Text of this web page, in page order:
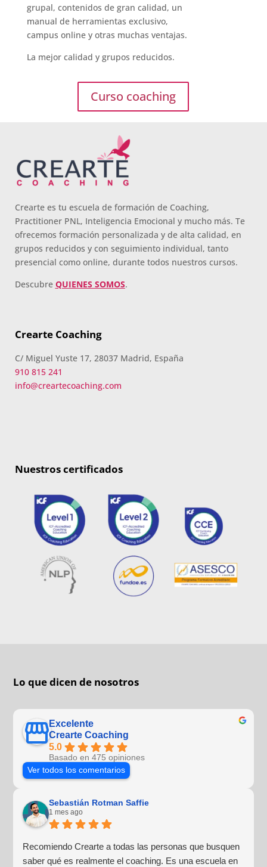
grupal, contenidos de gran calidad, un
manual de herramientas exclusivo,
campus online y otras muchas ventajas.
La mejor calidad y grupos reducidos.
Curso coaching
Crearte es tu escuela de formación de Coaching,
Practitioner PNL, Inteligencia Emocional y mucho más. Te
ofrecemos formación personalizada y de alta calidad, en
grupos reducidos y con seguimiento individual, tanto
presencial como online, durante todos nuestros cursos.
Descubre QUIENES SOMOS.
Crearte Coaching
C/ Miguel Yuste 17, 28037 Madrid, España
910 815 241
info@creartecoaching.com
Nuestros certificados
Lo que dicen de nosotros
Excelente
Crearte Coaching
5.0
Basado en 475 opiniones
Ver todos los comentarios
Sebastián Rotman Saffie
1 mes ago
Recomiendo Crearte a todas las personas que busquen
saber qué es realmente el coaching. Es una escuela en